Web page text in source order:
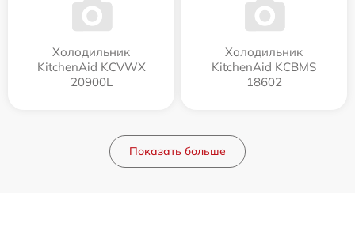
Холодильник
KitchenAid KCVWX
20900L
Холодильник
KitchenAid KCBMS
18602
Показать больше